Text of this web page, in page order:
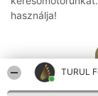
TURUL
használja!